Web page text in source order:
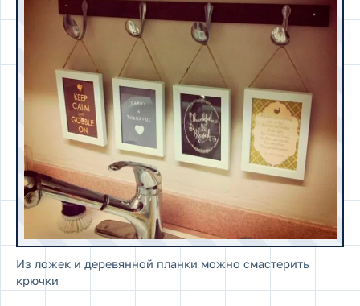
Из ложек и деревянной планки можно смастерить
крючки